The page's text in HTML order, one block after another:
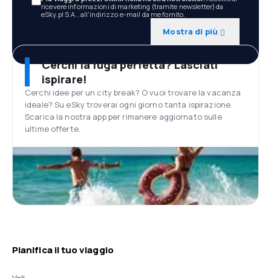
ricevere informazioni di marketing (tramite newsletter) da
eSky.pl S.A., all'indirizzo e-mail da me fornito.
Mostra di più
Cerchi la fuga perfetta? Lasciati
ispirare!
Cerchi idee per un city break? O vuoi trovare la vacanza
ideale? Su eSky troverai ogni giorno tanta ispirazione.
Scarica la nostra app per rimanere aggiornato sulle
ultime offerte.
Pianifica il tuo viaggio